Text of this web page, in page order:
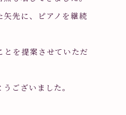
先に、ピアノを継続
を提案させていただ
ございました。